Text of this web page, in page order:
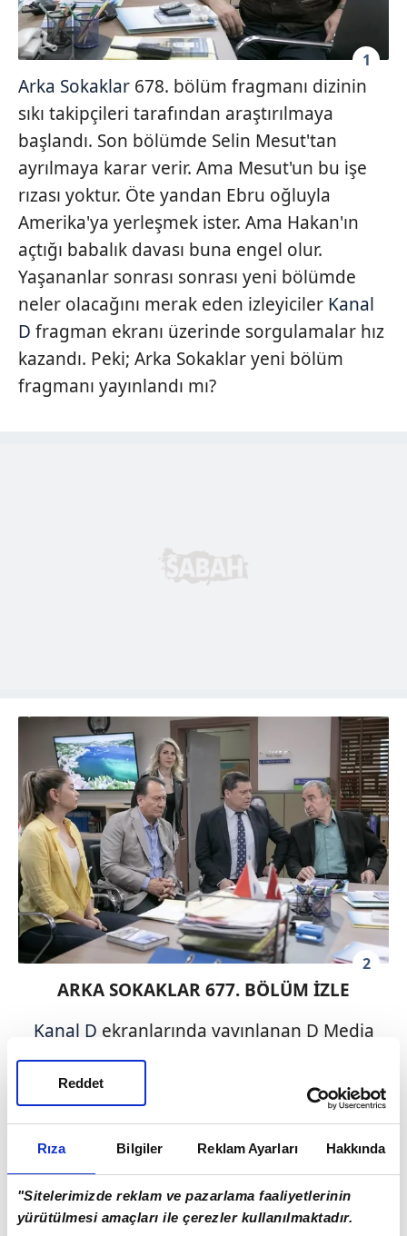
Rıza Bilgiler Reklam Ayarları Hakkında
"Sitelerimizde reklam ve pazarlama faaliyetlerinin
yürütülmesi amaçları ile çerezler kullanılmaktadır.
Reddet
1
Arka Sokaklar 678. bölüm fragmanı dizinin
sıkı takipçileri tarafından araştırılmaya
başlandı. Son bölümde Selin Mesut'tan
ayrılmaya karar verir. Ama Mesut'un bu işe
rızası yoktur. Öte yandan Ebru oğluyla
Amerika'ya yerleşmek ister. Ama Hakan'ın
açtığı babalık davası buna engel olur.
Yaşananlar sonrası sonrası yeni bölümde
neler olacağını merak eden izleyiciler Kanal
D fragman ekranı üzerinde sorgulamalar hız
kazandı. Peki; Arka Sokaklar yeni bölüm
fragmanı yayınlandı mı?
2
ARKA SOKAKLAR 677. BÖLÜM İZLE
Kanal D ekranlarında yayınlanan D Media
imzalıArka Sokaklar
saat 20.00'de izleyiciyle buluştu.
31 Mayıs 2024 Cuma akşamı ekranlara gelen
son bölümü aşağıdaki link aracılığıyla
izleyebilirsiniz.
https://www.kanald.com.tr/arka-